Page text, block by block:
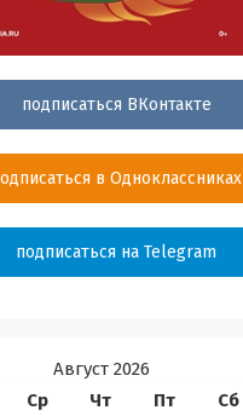
подписаться ВКонтакте
в Одноклассниках
подписаться на Telegram
Август 2026
Ср Чт Пт Сб